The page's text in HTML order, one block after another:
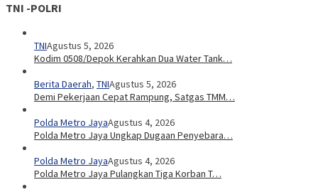
TNI -POLRI
TNIAgustus 5, 2026
Kodim 0508/Depok Kerahkan Dua Water Tank…
Berita Daerah, TNIAgustus 5, 2026
Demi Pekerjaan Cepat Rampung, Satgas TMM…
Polda Metro JayaAgustus 4, 2026
Polda Metro Jaya Ungkap Dugaan Penyebara…
Polda Metro JayaAgustus 4, 2026
Polda Metro Jaya Pulangkan Tiga Korban T…